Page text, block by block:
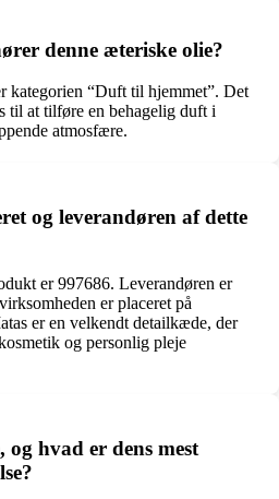
denne æteriske olie?
kategorien “Duft til hjemmet”. Det
til at tilføre en behagelig duft i
atmosfære.
og leverandøren af dette
er 997686. Leverandøren er
er placeret på
er en velkendt detailkæde, der
og personlig pleje
hvad er dens mest